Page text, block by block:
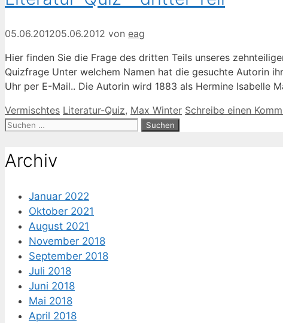
05.06.201205.06.2012 von eag
Hier finden Sie die Frage des dritten Teils unseres
Quizfrage Unter welchem Namen hat die gesuchte Autorin
Uhr per E-Mail.. Die Autorin wird 1883 als Hermine Isabelle
Kategorien
Vermischtes Schlagwörter
Literatur-Quiz, Max Winter Schreibe einen
Suche
Archiv
Januar 2022
Oktober 2021
August 2021
November 2018
September 2018
Juli 2018
Juni 2018
Mai 2018
April 2018